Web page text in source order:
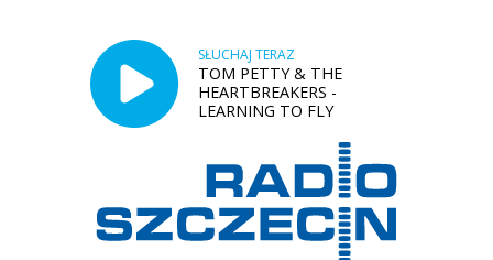
SŁUCHAJ TERAZ
TOM PETTY & THE
HEARTBREAKERS -
LEARNING TO FLY